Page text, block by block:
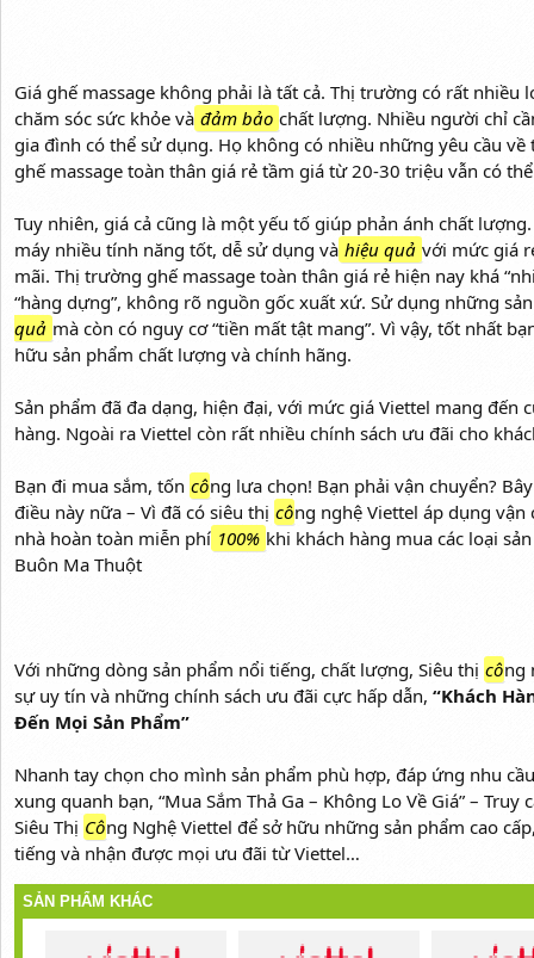
Giá ghế massage không phải là tất cả. Thị trường có rất nhiều
chăm sóc sức khỏe và đảm bảo chất lượng. Nhiều người chỉ
gia đình có thể sử dụng. Họ không có nhiều những yêu cầu
ghế massage toàn thân giá rẻ tầm giá từ 20-30 triệu vẫn có
Tuy nhiên, giá cả cũng là một yếu tố giúp phản ánh chất
máy nhiều tính năng tốt, dễ sử dụng và hiệu quả với mức giá
mãi. Thị trường ghế massage toàn thân giá rẻ hiện nay khá
“hàng dựng”, không rõ nguồn gốc xuất xứ. Sử dụng những
quả mà còn có nguy cơ “tiền mất tật mang”. Vì vậy, tốt nhất
hữu sản phẩm chất lượng và chính hãng.
Sản phẩm đã đa dạng, hiện đại, với mức giá Viettel mang đến
hàng. Ngoài ra Viettel còn rất nhiều chính sách ưu đãi cho
Bạn đi mua sắm, tốn công lưa chọn! Bạn phải vận chuyển?
điều này nữa – Vì đã có siêu thị công nghệ Viettel áp dụng
nhà hoàn toàn miễn phí 100% khi khách hàng mua các loại
Buôn Ma Thuột
Với những dòng sản phẩm nổi tiếng, chất lượng, Siêu thị công
sự uy tín và những chính sách ưu đãi cực hấp dẫn, “Khách
Đến Mọi Sản Phẩm”
Nhanh tay chọn cho mình sản phẩm phù hợp, đáp ứng nhu
xung quanh bạn, “Mua Sắm Thả Ga – Không Lo Về Giá” – Truy
Siêu Thị Công Nghệ Viettel để sở hữu những sản phẩm cao
tiếng và nhận được mọi ưu đãi từ Viettel…
SẢN PHẨM KHÁC